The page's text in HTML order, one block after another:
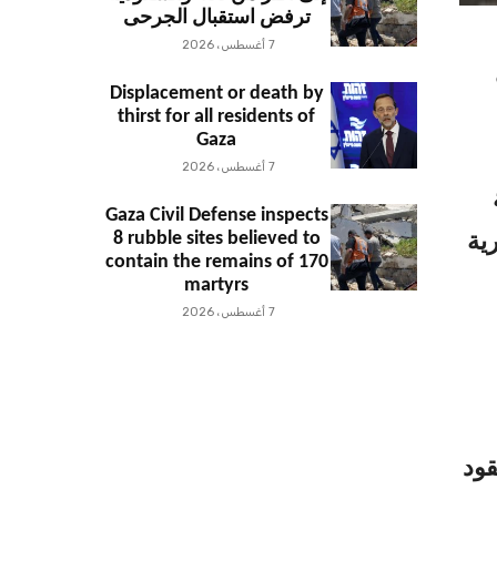
ترفض استقبال الجرحى
7 أغسطس، 2026
Displacement or death by
thirst for all residents of
Gaza
7 أغسطس، 2026
Gaza Civil Defense inspects
8 rubble sites believed to
contain the remains of 170
martyrs
7 أغسطس، 2026